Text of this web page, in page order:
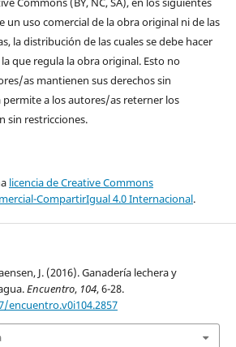
un uso comercial de la obra original ni de las
la distribución de las cuales se debe hacer
que regula la obra original. Esto no
as mantienen sus derechos sin
permite a los autores/as reterner los
sin restricciones.
licencia de Creative Commons
CompartirIgual 4.0 Internacional.
J. (2016). Ganadería lechera y
Encuentro, 104, 6-28.